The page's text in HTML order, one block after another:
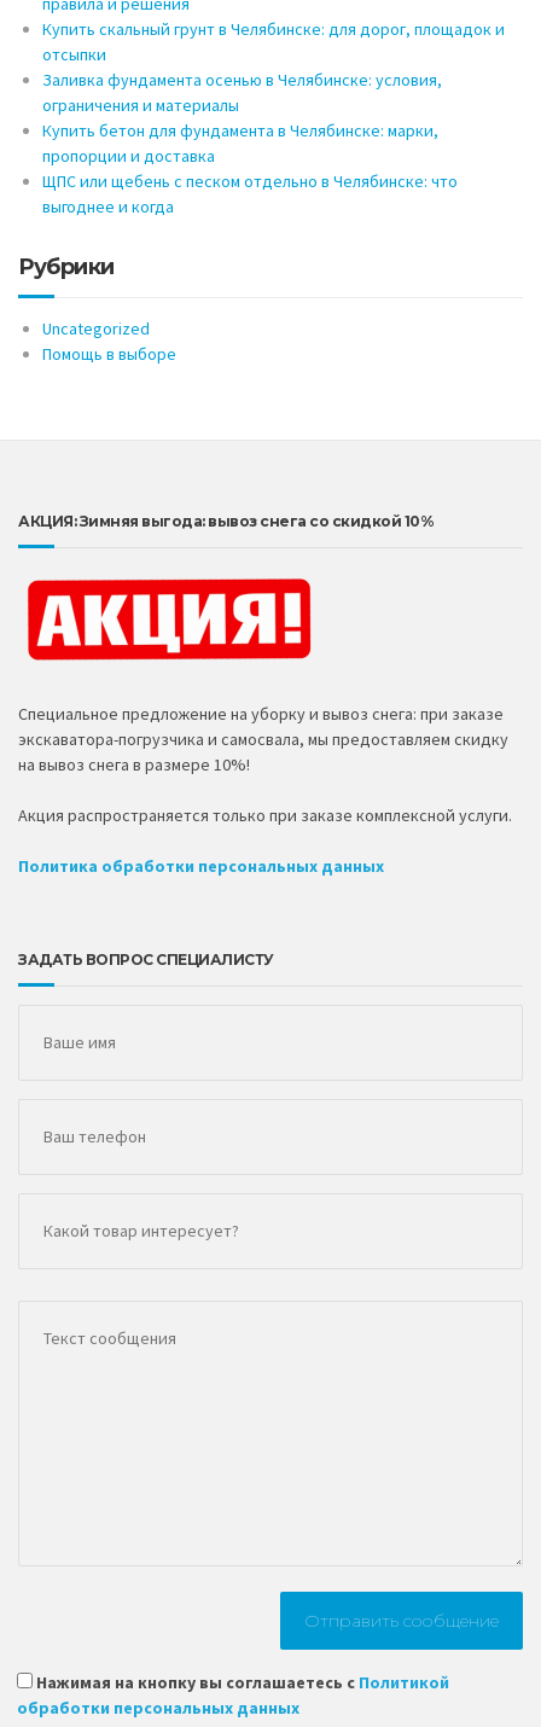
Купить скальный грунт в Челябинске: для дорог, площадок и
отсыпки
Заливка фундамента осенью в Челябинске: условия,
ограничения и материалы
Купить бетон для фундамента в Челябинске: марки,
пропорции и доставка
ЩПС или щебень с песком отдельно в Челябинске: что
выгоднее и когда
Рубрики
Uncategorized
Помощь в выборе
АКЦИЯ: Зимняя выгода: вывоз снега со скидкой 10%
Специальное предложение на уборку и вывоз снега: при заказе
экскаватора-погрузчика и самосвала, мы предоставляем скидку
на вывоз снега в размере 10%!
Акция распространяется только при заказе комплексной услуги.
Политика обработки персональных данных
ЗАДАТЬ ВОПРОС СПЕЦИАЛИСТУ
Нажимая на кнопку вы соглашаетесь с Политикой
обработки персональных данных